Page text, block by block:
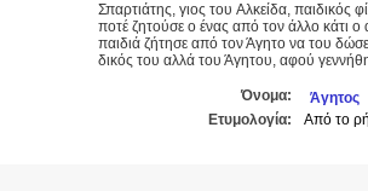
Σπαρτιάτης, γιος του Aλκείδα, παιδικός
ποτέ ζητούσε ο ένας από τον άλλο κάτι
παιδιά ζήτησε από τον Άγητο να του
δικός του αλλά του Άγητου, αφού
Όνομα:
Άγητος
Ετυμολογία:
Από το